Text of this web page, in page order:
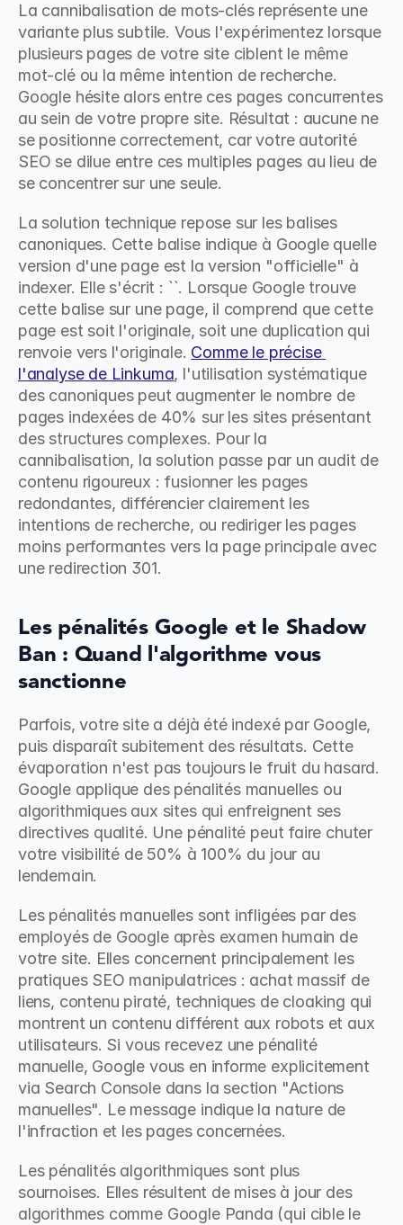
La cannibalisation de mots-clés représente une
variante plus subtile. Vous l'expérimentez lorsque
plusieurs pages de votre site ciblent le même
mot-clé ou la même intention de recherche.
Google hésite alors entre ces pages concurrentes
au sein de votre propre site. Résultat : aucune ne
se positionne correctement, car votre autorité
SEO se dilue entre ces multiples pages au lieu de
se concentrer sur une seule.
La solution technique repose sur les balises
canoniques. Cette balise indique à Google quelle
version d'une page est la version "officielle" à
indexer. Elle s'écrit : ``. Lorsque Google trouve
cette balise sur une page, il comprend que cette
page est soit l'originale, soit une duplication qui
renvoie vers l'originale. Comme le précise
l'analyse de Linkuma, l'utilisation systématique
des canoniques peut augmenter le nombre de
pages indexées de 40% sur les sites présentant
des structures complexes. Pour la
cannibalisation, la solution passe par un audit de
contenu rigoureux : fusionner les pages
redondantes, différencier clairement les
intentions de recherche, ou rediriger les pages
moins performantes vers la page principale avec
une redirection 301.
Les pénalités Google et le Shadow
Ban : Quand l'algorithme vous
sanctionne
Parfois, votre site a déjà été indexé par Google,
puis disparaît subitement des résultats. Cette
évaporation n'est pas toujours le fruit du hasard.
Google applique des pénalités manuelles ou
algorithmiques aux sites qui enfreignent ses
directives qualité. Une pénalité peut faire chuter
votre visibilité de 50% à 100% du jour au
lendemain.
Les pénalités manuelles sont infligées par des
employés de Google après examen humain de
votre site. Elles concernent principalement les
pratiques SEO manipulatrices : achat massif de
liens, contenu piraté, techniques de cloaking qui
montrent un contenu différent aux robots et aux
utilisateurs. Si vous recevez une pénalité
manuelle, Google vous en informe explicitement
via Search Console dans la section "Actions
manuelles". Le message indique la nature de
l'infraction et les pages concernées.
Les pénalités algorithmiques sont plus
sournoises. Elles résultent de mises à jour des
algorithmes comme Google Panda (qui cible le